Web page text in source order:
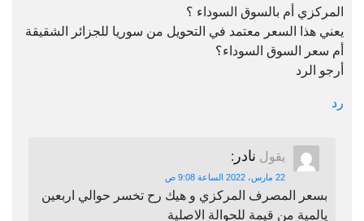
المركزي أم بالسوق السوداء ؟
يعني هذا السعر معتمد في التحويل من سوريا للجزائر الشقيقة
أم سعر السوق السوداء؟
أرجو الرد
رد
يقول نادر :
22 مارس، 2022 الساعة 9:08 ص
بسعر المصرف المركزي و هيك رح تخسر حوالي اربعين
يالمية من قيمة للحوالة الاصلية